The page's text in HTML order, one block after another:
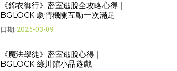
《錦衣御行》密室逃脫全攻略心得｜
BGLOCK 劇情機關互動一次滿足
日期: 2025-03-09
《魔法學徒》密室逃脫心得｜
BGLOCK 綠川館小品遊戲